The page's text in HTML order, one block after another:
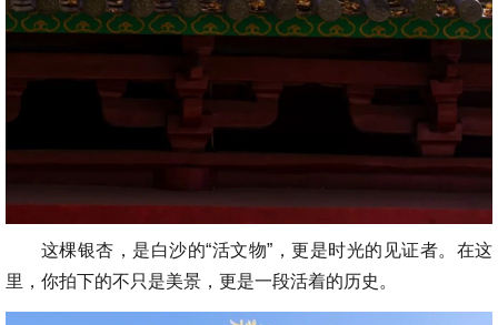
这棵银杏，是白沙的“活文物”，更是时光的见证者。在这
里，你拍下的不只是美景，更是一段活着的历史。